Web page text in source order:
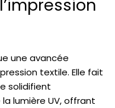
une avancée
textile. Elle fait
solidifient
lumière UV, offrant